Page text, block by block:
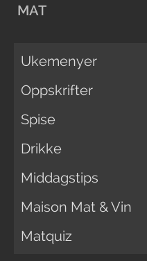
MAT
Ukemenyer
Oppskrifter
Spise
Drikke
Middagstips
Maison Mat & Vin
Matquiz